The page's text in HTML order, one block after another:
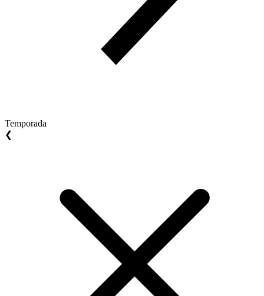
Temporada
❮